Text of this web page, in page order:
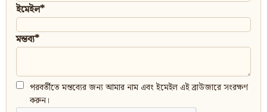
ইমেইল*
মন্তব্য*
পরবর্তীতে মন্তব্যের জন্য আমার নাম এবং ইমেইল এই ব্রাউজারে সংরক্ষণ
করুন।